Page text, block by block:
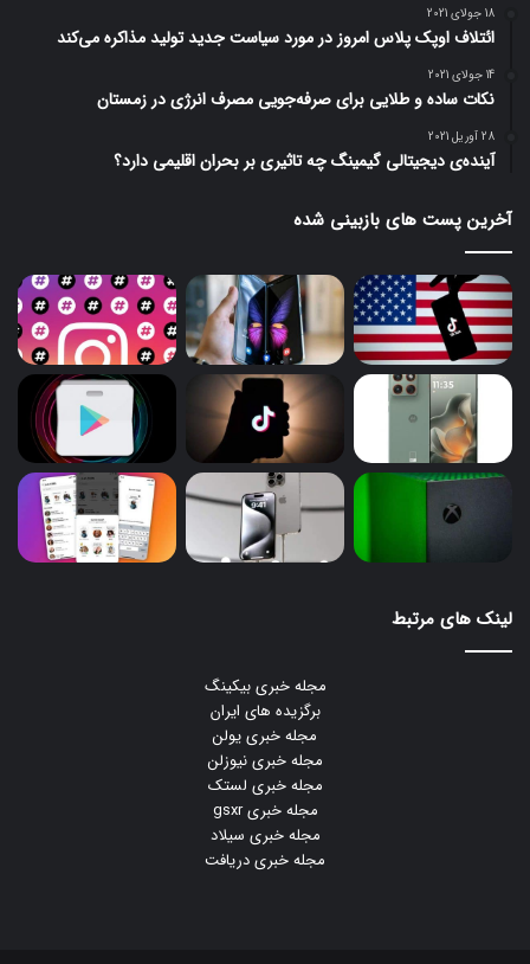
18 جولای 2021
ائتلاف اوپک پلاس امروز در مورد سیاست جدید تولید مذاکره می‌کند
14 جولای 2021
نکات ساده و طلایی برای صرفه‌جویی مصرف انرژی در زمستان
28 آوریل 2021
آینده‌ی دیجیتالی گیمینگ چه تاثیری بر بحران اقلیمی دارد؟
آخرین پست های بازبینی شده
لینک های مرتبط
مجله خبری بیکینگ
برگزیده های ایران
مجله خبری یولن
مجله خبری نیوزلن
مجله خبری لستک
مجله خبری gsxr
مجله خبری سیلاد
مجله خبری دریافت